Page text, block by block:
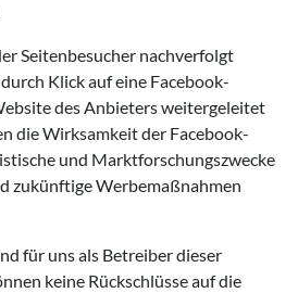
Seitenbesucher nachverfolgt
Klick auf eine Facebook-
des Anbieters weitergeleitet
die Wirksamkeit der Facebook-
und Marktforschungszwecke
zukünftige Werbemaßnahmen
für uns als Betreiber dieser
keine Rückschlüsse auf die